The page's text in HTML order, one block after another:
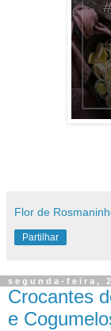
Flor de
Partilhar
segunda-feira,
Crocantes
e